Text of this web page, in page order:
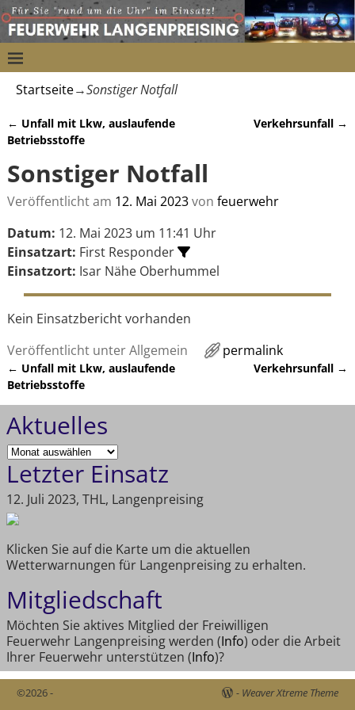
Startseite→Sonstiger Notfall
Artikelnavigation
← Unfall mit Lkw, auslaufende
Betriebsstoffe
Verkehrsunfall →
Sonstiger Notfall
Veröffentlicht am 12. Mai 2023von feuerwehr
Datum: 12. Mai 2023 um 11:41 Uhr
Einsatzart: First Responder
Einsatzort: Isar Nähe Oberhummel
Kein Einsatzbericht vorhanden
Veröffentlicht unterAllgemein permalink
Artikelnavigation
← Unfall mit Lkw, auslaufende
Betriebsstoffe
Verkehrsunfall →
Aktuelles
Letzter Einsatz
12. Juli 2023, THL, Langenpreising
Klicken Sie auf die Karte um die aktuellen
Wetterwarnungen für Langenpreising zu erhalten.
Mitgliedschaft
Möchten Sie aktives Mitglied der Freiwilligen
Feuerwehr Langenpreising werden (Info) oder die Arbeit
Ihrer Feuerwehr unterstützen (Info)?
©2026 - - Weaver Xtreme Theme